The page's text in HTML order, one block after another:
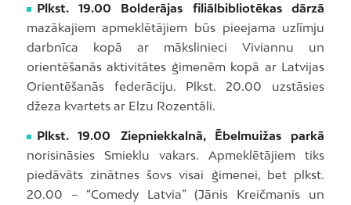
Plkst. 19.00 Bolderājas filiālbibliotēkas dārzā
mazākajiem apmeklētājiem būs pieejama uzlīmju
darbnīca kopā ar mākslinieci Viviannu un
orientēšanās aktivitātes ģimenēm kopā ar Latvijas
Orientēšanās federāciju. Plkst. 20.00 uzstāsies
džeza kvartets ar Elzu Rozentāli.
Plkst. 19.00 Ziepniekkalnā, Ēbelmuižas parkā
norisināsies Smieklu vakars. Apmeklētājiem tiks
piedāvāts zinātnes šovs visai ģimenei, bet plkst.
20.00 – “Comedy Latvia” (Jānis Kreičmanis un